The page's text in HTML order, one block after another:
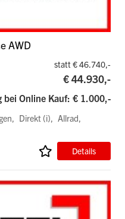
AWD
statt € 46.740,-
€ 44.930,-
bei Online Kauf: € 1.000,-
Direkt (i)
Allrad
Details